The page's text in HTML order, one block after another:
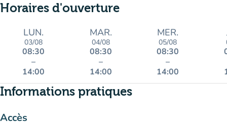
Horaires d'ouverture
LUN.
03/08
08:30
–
14:00
MAR.
04/08
08:30
–
14:00
MER.
05/08
08:30
–
14:00
Informations pratiques
Accès